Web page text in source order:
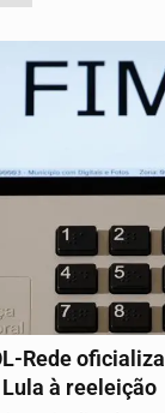
Rede
à reeleição